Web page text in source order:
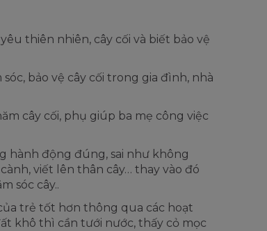
thiên nhiên, cây cối và biết bảo vệ
bảo vệ cây cối trong gia đình, nhà
cây cối, phụ giúp ba mẹ công việc
hành động đúng, sai như không
viết lên thân cây… thay vào đó
sóc cây..
trẻ tốt hơn thông qua các hoạt
khô thì cần tưới nước, thấy cỏ mọc